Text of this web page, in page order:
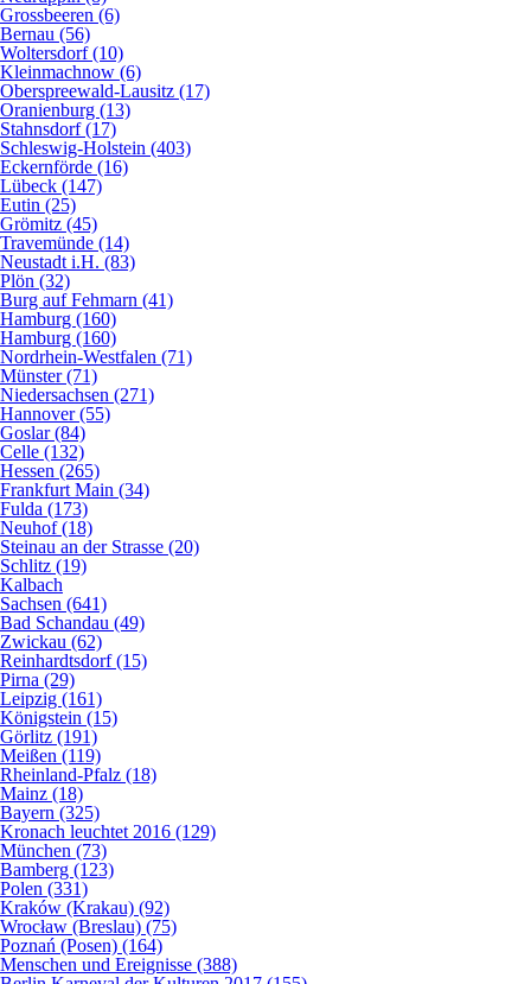
Grossbeeren (6)
Bernau (56)
Woltersdorf (10)
Kleinmachnow (6)
Oberspreewald-Lausitz (17)
Oranienburg (13)
Stahnsdorf (17)
Schleswig-Holstein (403)
Eckernförde (16)
Lübeck (147)
Eutin (25)
Grömitz (45)
Travemünde (14)
Neustadt i.H. (83)
Plön (32)
Burg auf Fehmarn (41)
Hamburg (160)
Hamburg (160)
Nordrhein-Westfalen (71)
Münster (71)
Niedersachsen (271)
Hannover (55)
Goslar (84)
Celle (132)
Hessen (265)
Frankfurt Main (34)
Fulda (173)
Neuhof (18)
Steinau an der Strasse (20)
Schlitz (19)
Kalbach
Sachsen (641)
Bad Schandau (49)
Zwickau (62)
Reinhardtsdorf (15)
Pirna (29)
Leipzig (161)
Königstein (15)
Görlitz (191)
Meißen (119)
Rheinland-Pfalz (18)
Mainz (18)
Bayern (325)
Kronach leuchtet 2016 (129)
München (73)
Bamberg (123)
Polen (331)
Kraków (Krakau) (92)
Wrocław (Breslau) (75)
Poznań (Posen) (164)
Menschen und Ereignisse (388)